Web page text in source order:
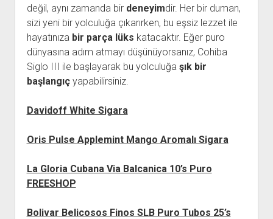
değil, aynı zamanda bir deneyimdir. Her bir duman,
sizi yeni bir yolculuğa çıkarırken, bu eşsiz lezzet ile
hayatınıza bir parça lüks katacaktır. Eğer puro
dünyasına adım atmayı düşünüyorsanız, Cohiba
Siglo III ile başlayarak bu yolculuğa şık bir
başlangıçyapabilirsiniz.
Davidoff White Sigara
Oris Pulse Applemint Mango Aromalı Sigara
La Gloria Cubana Via Balcanica 10’s Puro
FREESHOP
Bolivar Belicosos Finos SLB Puro Tubos 25’s